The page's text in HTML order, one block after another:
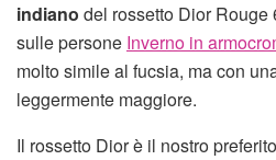
indiano del rossetto Dior
sulle persone Inverno in
molto simile al fucsia, ma con
leggermente maggiore.
Il rossetto Dior è il nostro